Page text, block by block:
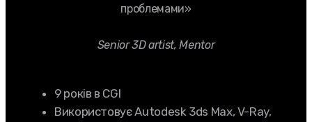
проблемами»
Senior 3D artist, Mentor
9 років в CGI
Використовує Autodesk 3ds Max, V-Ray,